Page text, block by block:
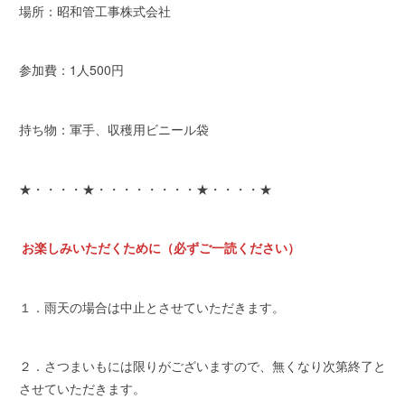
場所：昭和管工事株式会社
参加費：1人500円
持ち物：軍手、収穫用ビニール袋
★・・・・★・・・・・・・・★・・・・★
お楽しみいただくために（必ずご一読ください）
１．雨天の場合は中止とさせていただきます。
２．さつまいもには限りがございますので、無くなり次第終了と
させていただきます。